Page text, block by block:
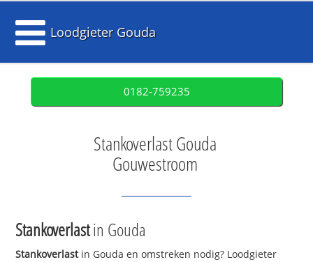
Loodgieter Gouda
0182-759235
Stankoverlast Gouda
Gouwestroom
Stankoverlastin Gouda
Stankoverlastin Gouda en omstreken nodig? Loodgieter